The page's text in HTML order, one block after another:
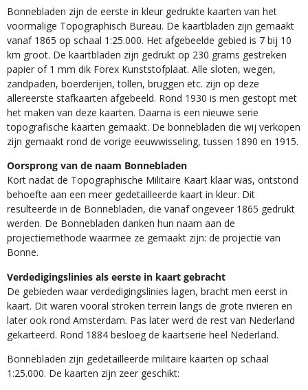
Bonnebladen zijn de eerste in kleur gedrukte kaarten van het
voormalige Topographisch Bureau. De kaartbladen zijn gemaakt
vanaf 1865 op schaal 1:25.000. Het afgebeelde gebied is 7 bij 10
km groot. De kaartbladen zijn gedrukt op 230 grams gestreken
papier of 1 mm dik Forex Kunststofplaat. Alle sloten, wegen,
zandpaden, boerderijen, tollen, bruggen etc. zijn op deze
allereerste stafkaarten afgebeeld. Rond 1930 is men gestopt met
het maken van deze kaarten. Daarna is een nieuwe serie
topografische kaarten gemaakt. De bonnebladen die wij verkopen
zijn gemaakt rond de vorige eeuwwisseling, tussen 1890 en 1915.
Oorsprong van de naam Bonnebladen
Kort nadat de Topographische Militaire Kaart klaar was, ontstond
behoefte aan een meer gedetailleerde kaart in kleur. Dit
resulteerde in de Bonnebladen, die vanaf ongeveer 1865 gedrukt
werden. De Bonnebladen danken hun naam aan de
projectiemethode waarmee ze gemaakt zijn: de projectie van
Bonne.
Verdedigingslinies als eerste in kaart gebracht
De gebieden waar verdedigingslinies lagen, bracht men eerst in
kaart. Dit waren vooral stroken terrein langs de grote rivieren en
later ook rond Amsterdam. Pas later werd de rest van Nederland
gekarteerd. Rond 1884 besloeg de kaartserie heel Nederland.
Bonnebladen zijn gedetailleerde militaire kaarten op schaal
1:25.000. De kaarten zijn zeer geschikt:​